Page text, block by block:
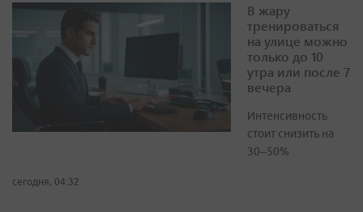
В жару
тренироваться
на улице можно
только до 10
утра или после 7
вечера
Интенсивность
стоит снизить на
30–50%
сегодня, 04:32